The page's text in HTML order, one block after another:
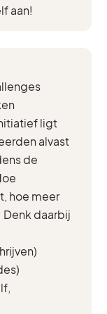
aan!
ligt
alvast
de
hoe meer
daarbij